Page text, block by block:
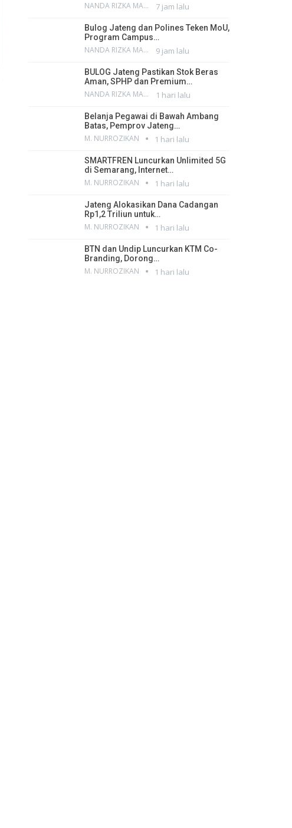
NANDA RIZKA MAHENDRA 7 jam lalu
Bulog Jateng dan Polines Teken MoU,
Program Campus…
NANDA RIZKA MAHENDRA 9 jam lalu
BULOG Jateng Pastikan Stok Beras
Aman, SPHP dan Premium…
NANDA RIZKA MAHENDRA 1 hari lalu
Belanja Pegawai di Bawah Ambang
Batas, Pemprov Jateng…
M. NURROZIKAN 1 hari lalu
SMARTFREN Luncurkan Unlimited 5G
di Semarang, Internet…
M. NURROZIKAN 1 hari lalu
Jateng Alokasikan Dana Cadangan
Rp1,2 Triliun untuk…
M. NURROZIKAN 1 hari lalu
BTN dan Undip Luncurkan KTM Co-
Branding, Dorong…
M. NURROZIKAN 1 hari lalu